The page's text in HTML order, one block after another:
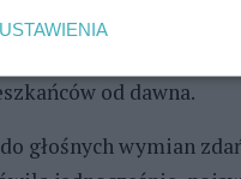
dyskusji, że podobne
tej inwestycji w
od dawna.
głośnych wymian
USTAWIENIA